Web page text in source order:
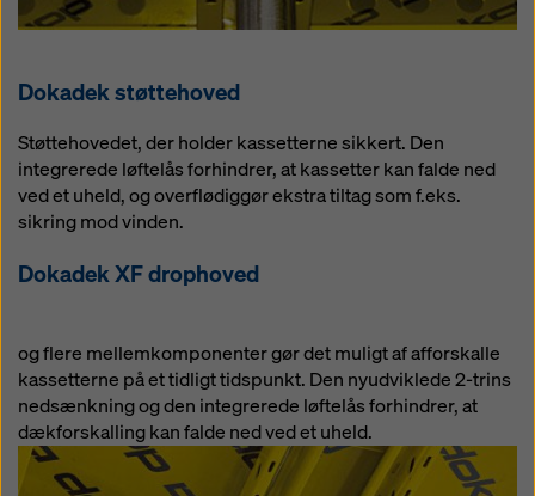
Dokadek støttehoved
Støttehovedet, der holder kassetterne sikkert. Den
integrerede løftelås forhindrer, at kassetter kan falde ned
ved et uheld, og overflødiggør ekstra tiltag som f.eks.
sikring mod vinden.
Dokadek XF drophoved
og flere mellemkomponenter gør det muligt af afforskalle
kassetterne på et tidligt tidspunkt. Den nyudviklede 2-trins
nedsænkning og den integrerede løftelås forhindrer, at
dækforskalling kan falde ned ved et uheld.